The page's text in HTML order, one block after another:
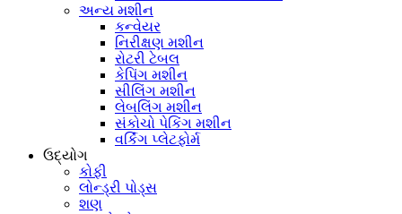
અન્ય મશીન
કન્વેયર
નિરીક્ષણ મશીન
રોટરી ટેબલ
કેપિંગ મશીન
સીલિંગ મશીન
લેબલિંગ મશીન
સંકોચો પેકિંગ મશીન
વર્કિંગ પ્લેટફોર્મ
ઉદ્યોગ
કોફી
લોન્ડ્રી પોડ્સ
શણ